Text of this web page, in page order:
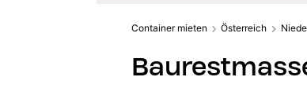
Container mieten Österreich